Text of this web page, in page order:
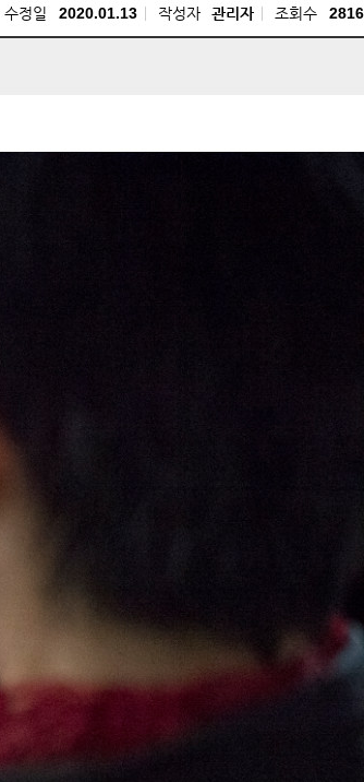
수정일 2020.01.13 작성자 관리자 조회수 2816